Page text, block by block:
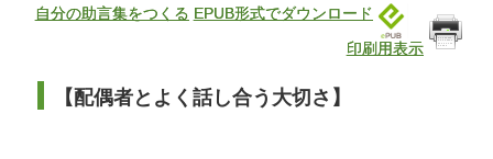
自分の助言集をつくる EPUB形式でダウンロード
印刷用表示
【配偶者とよく話し合う大切さ】